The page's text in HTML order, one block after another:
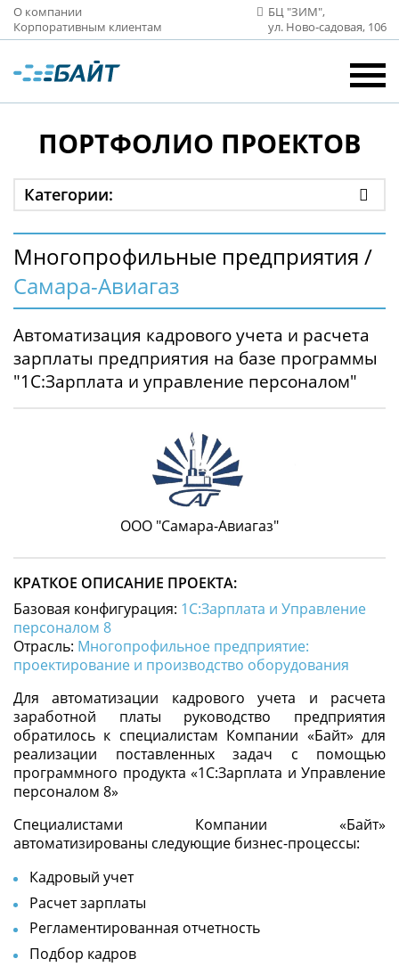
О компании
Корпоративным клиентам
БЦ "ЗИМ",
ул. Ново‑садовая, 106
ПОРТФОЛИО ПРОЕКТОВ
Категории:
Многопрофильные предприятия /
Самара-Авиагаз
Автоматизация кадрового учета и расчета
зарплаты предприятия на базе программы
"1С:Зарплата и управление персоналом"
ООО "Самара-Авиагаз"
КРАТКОЕ ОПИСАНИЕ ПРОЕКТА:
Базовая конфигурация: 1С:Зарплата и Управление
персоналом 8
Отрасль: Многопрофильное предприятие:
проектирование и производство оборудования
Для автоматизации кадрового учета и расчета
заработной платы руководство предприятия
обратилось к специалистам Компании «Байт» для
реализации поставленных задач с помощью
программного продукта «1С:Зарплата и Управление
персоналом 8»
Специалистами Компании «Байт»
автоматизированы следующие бизнес-процессы:
Кадровый учет
Расчет зарплаты
Регламентированная отчетность
Подбор кадров